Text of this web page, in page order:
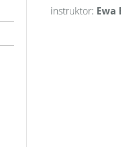
instruktor: Ewa